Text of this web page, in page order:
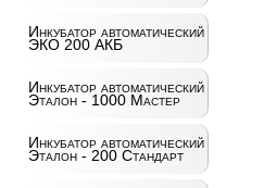
Инкубатор автоматический
ЭКО 200 АКБ
Инкубатор автоматический
Эталон - 1000 Мастер
Инкубатор автоматический
Эталон - 200 Стандарт